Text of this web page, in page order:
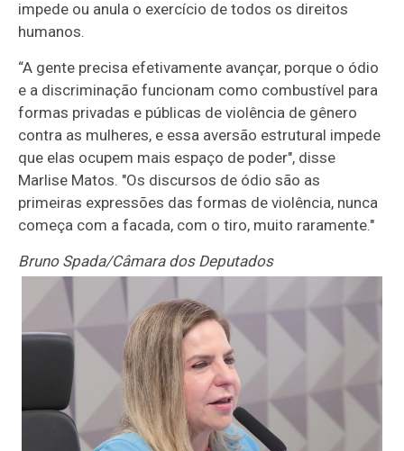
impede ou anula o exercício de todos os direitos
humanos.
“A gente precisa efetivamente avançar, porque o ódio
e a discriminação funcionam como combustível para
formas privadas e públicas de violência de gênero
contra as mulheres, e essa aversão estrutural impede
que elas ocupem mais espaço de poder", disse
Marlise Matos. "Os discursos de ódio são as
primeiras expressões das formas de violência, nunca
começa com a facada, com o tiro, muito raramente."
Bruno Spada/Câmara dos Deputados